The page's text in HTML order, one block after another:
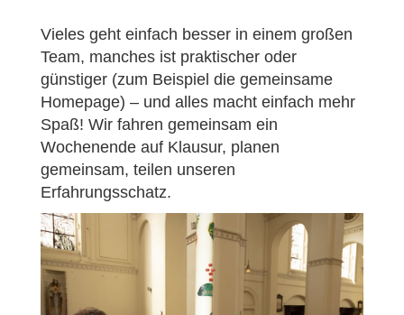
Vieles geht einfach besser in einem großen
Team, manches ist praktischer oder
günstiger (zum Beispiel die gemeinsame
Homepage) – und alles macht einfach mehr
Spaß! Wir fahren gemeinsam ein
Wochenende auf Klausur, planen
gemeinsam, teilen unseren
Erfahrungsschatz.